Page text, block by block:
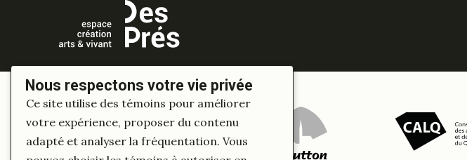
Nous respectons votre vie privée
Ce site utilise des témoins pour améliorer
votre expérience, proposer du contenu
adapté et analyser la fréquentation. Vous